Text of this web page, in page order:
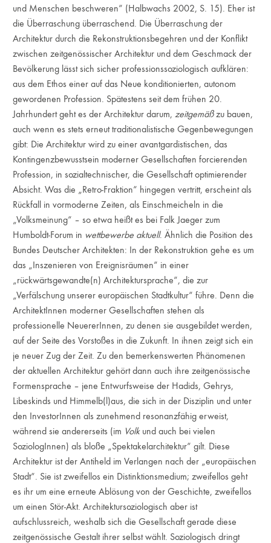
und Menschen beschweren“ (Halbwachs 2002, S. 15). Eher ist
die Überraschung überraschend. Die Überraschung der
Architektur durch die Rekonstruktionsbegehren und der Konflikt
zwischen zeitgenössischer Architektur und dem Geschmack der
Bevölkerung lässt sich sicher professionssoziologisch aufklären:
aus dem Ethos einer auf das Neue konditionierten, autonom
gewordenen Profession. Spätestens seit dem frühen 20.
Jahrhundert geht es der Architektur darum,zeitgemäßzu bauen,
auch wenn es stets erneut traditionalistische Gegenbewegungen
gibt: Die Architektur wird zu einer avantgardistischen, das
Kontingenzbewusstsein moderner Gesellschaften forcierenden
Profession, in sozialtechnischer, die Gesellschaft optimierender
Absicht. Was die „Retro-Fraktion“ hingegen vertritt, erscheint als
Rückfall in vormoderne Zeiten, als Einschmeicheln in die
„Volksmeinung“ – so etwa heißt es bei Falk Jaeger zum
Humboldt-Forum in wettbewerbe aktuell. Ähnlich die Position des
Bundes Deutscher Architekten: In der Rekonstruktion gehe es um
das „Inszenieren von Ereignisräumen“ in einer
„rückwärtsgewandte(n) Architektursprache“, die zur
„Verfälschung unserer europäischen Stadtkultur“ führe. Denn die
ArchitektInnen moderner Gesellschaften stehen als
professionelle NeuererInnen, zu denen sie ausgebildet werden,
auf der Seite des Vorstoßes in die Zukunft. In ihnen zeigt sich ein
je neuer Zug der Zeit. Zu den bemerkenswerten Phänomenen
der aktuellen Architektur gehört dann auch ihre zeitgenössische
Formensprache – jene Entwurfsweise der Hadids, Gehrys,
Libeskinds und Himmelb(l)aus, die sich in der Disziplin und unter
den InvestorInnen als zunehmend resonanzfähig erweist,
während sie andererseits (im Volkund auch bei vielen
SoziologInnen) als bloße „Spektakelarchitektur“ gilt. Diese
Architektur ist der Antiheld im Verlangen nach der „europäischen
Stadt“. Sie ist zweifellos ein Distinktionsmedium; zweifellos geht
es ihr um eine erneute Ablösung von der Geschichte, zweifellos
um einen Stör-Akt. Architektursoziologisch aber ist
aufschlussreich, weshalb sich die Gesellschaft gerade diese
zeitgenössische Gestalt ihrer selbst wählt. Soziologisch dringt